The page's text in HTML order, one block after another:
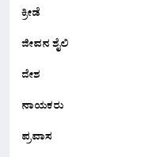
ಕ್ರೀಡೆ
ಜೀವನ ಶೈಲಿ
ದೇಶ
ನಾಯಕರು
ಪ್ರವಾಸ